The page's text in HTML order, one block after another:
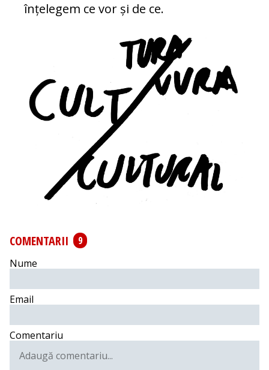
înțelegem ce vor și de ce.
COMENTARII
9
Nume
Email
Comentariu